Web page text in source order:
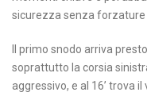
sicurezza senza forzature
Il primo snodo arriva
soprattutto la corsia
aggressivo, e al 16’ trova